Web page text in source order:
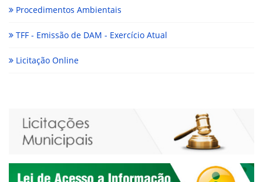
Procedimentos Ambientais
TFF - Emissão de DAM - Exercício Atual
Licitação Online